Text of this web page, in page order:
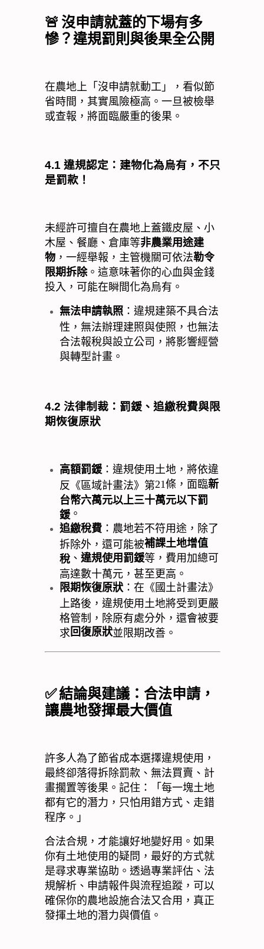
🚨 沒申請就蓋的下場有多
慘？違規罰則與後果全公開
在農地上「沒申請就動工」，看似節
省時間，其實風險極高。一旦被檢舉
或查報，將面臨嚴重的後果。
4.1 違規認定：建物化為烏有，不只
是罰款！
未經許可擅自在農地上蓋鐵皮屋、小
木屋、餐廳、倉庫等非農業用途建
物 ，一經舉報，主管機關可依法勒令
限期拆除。這意味著你的心血與金錢
投入，可能在瞬間化為烏有。
無法申請執照 ：違規建築不具合法
性，無法辦理建照與使照，也無法
合法報稅與設立公司，將影響經營
與轉型計畫。
4.2 法律制裁：罰鍰、追繳稅費與限
期恢復原狀
高額罰鍰 ：違規使用土地，將依違
反《區域計畫法》第21條，面臨新
台幣六萬元以上三十萬元以下罰
鍰 。
追繳稅費 ：農地若不符用途，除了
拆除外，還可能被補課土地增值
稅 、 違規使用罰鍰等，費用加總可
高達數十萬元，甚至更高。
限期恢復原狀 ：在《國土計畫法》
上路後，違規使用土地將受到更嚴
格管制，除原有處分外，還會被要
求 回復原狀並限期改善。
✅結論與建議：合法申請，
讓農地發揮最大價值
許多人為了節省成本選擇違規使用，
最終卻落得拆除罰款、無法買賣、計
畫擱置等後果。記住：「每一塊土地
都有它的潛力，只怕用錯方式、走錯
程序。」
合法合規，才能讓好地變好用。如果
你有土地使用的疑問，最好的方式就
是尋求專業協助。透過專業評估、法
規解析、申請報件與流程追蹤，可以
確保你的農地設施合法又合用，真正
發揮土地的潛力與價值。